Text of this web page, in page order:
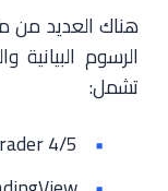
هناك العديد من
الرسوم
تشمل:
4/5